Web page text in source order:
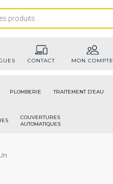
CONTACT MON COMPTE
PLOMBERIE TRAITEMENT D’EAU
COUVERTURES
AUTOMATIQUES